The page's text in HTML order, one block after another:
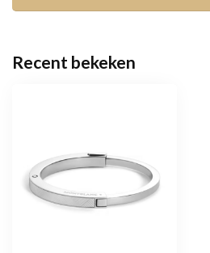
Recent bekeken